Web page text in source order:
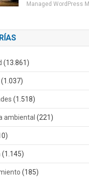
Managed WordPress
(13.861)
(1.037)
(1.518)
ambiental (221)
(1.145)
(185)